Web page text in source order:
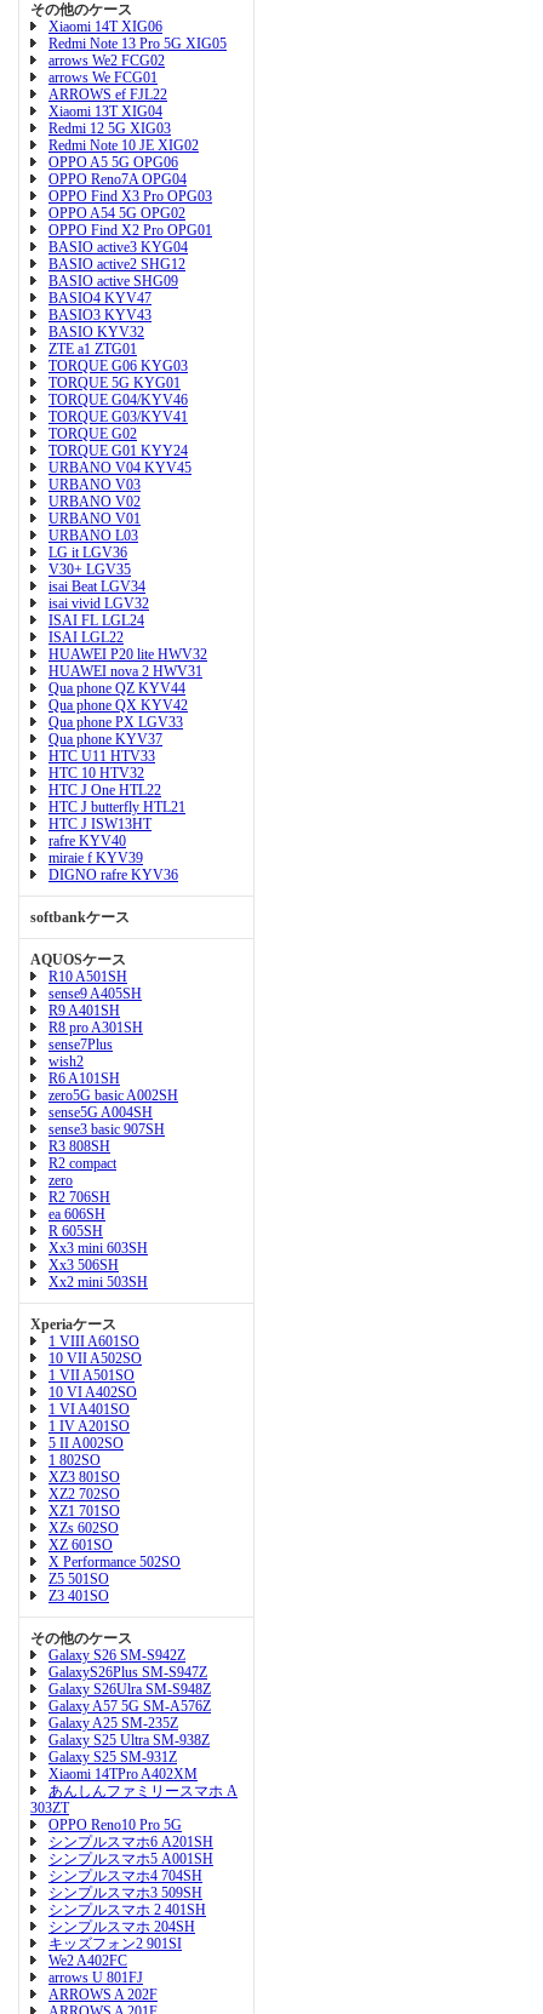
その他のケース
Xiaomi 14T XIG06
Redmi Note 13 Pro 5G XIG05
arrows We2 FCG02
arrows We FCG01
ARROWS ef FJL22
Xiaomi 13T XIG04
Redmi 12 5G XIG03
Redmi Note 10 JE XIG02
OPPO A5 5G OPG06
OPPO Reno7A OPG04
OPPO Find X3 Pro OPG03
OPPO A54 5G OPG02
OPPO Find X2 Pro OPG01
BASIO active3 KYG04
BASIO active2 SHG12
BASIO active SHG09
BASIO4 KYV47
BASIO3 KYV43
BASIO KYV32
ZTE a1 ZTG01
TORQUE G06 KYG03
TORQUE 5G KYG01
TORQUE G04/KYV46
TORQUE G03/KYV41
TORQUE G02
TORQUE G01 KYY24
URBANO V04 KYV45
URBANO V03
URBANO V02
URBANO V01
URBANO L03
LG it LGV36
V30+ LGV35
isai Beat LGV34
isai vivid LGV32
ISAI FL LGL24
ISAI LGL22
HUAWEI P20 lite HWV32
HUAWEI nova 2 HWV31
Qua phone QZ KYV44
Qua phone QX KYV42
Qua phone PX LGV33
Qua phone KYV37
HTC U11 HTV33
HTC 10 HTV32
HTC J One HTL22
HTC J butterfly HTL21
HTC J ISW13HT
rafre KYV40
miraie f KYV39
DIGNO rafre KYV36
softbankケース
AQUOSケース
R10 A501SH
sense9 A405SH
R9 A401SH
R8 pro A301SH
sense7Plus
wish2
R6 A101SH
zero5G basic A002SH
sense5G A004SH
sense3 basic 907SH
R3 808SH
R2 compact
zero
R2 706SH
ea 606SH
R 605SH
Xx3 mini 603SH
Xx3 506SH
Xx2 mini 503SH
Xperiaケース
1 VIII A601SO
10 VII A502SO
1 VII A501SO
10 VI A402SO
1 VI A401SO
1 IV A201SO
5 II A002SO
1 802SO
XZ3 801SO
XZ2 702SO
XZ1 701SO
XZs 602SO
XZ 601SO
X Performance 502SO
Z5 501SO
Z3 401SO
その他のケース
Galaxy S26 SM-S942Z
GalaxyS26Plus SM-S947Z
Galaxy S26Ulra SM-S948Z
Galaxy A57 5G SM-A576Z
Galaxy A25 SM-235Z
Galaxy S25 Ultra SM-938Z
Galaxy S25 SM-931Z
Xiaomi 14TPro A402XM
あんしんファミリースマホ A
303ZT
OPPO Reno10 Pro 5G
シンプルスマホ6 A201SH
シンプルスマホ5 A001SH
シンプルスマホ4 704SH
シンプルスマホ3 509SH
シンプルスマホ 2 401SH
シンプルスマホ 204SH
キッズフォン2 901SI
We2 A402FC
arrows U 801FJ
ARROWS A 202F